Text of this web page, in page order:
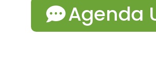
Agenda